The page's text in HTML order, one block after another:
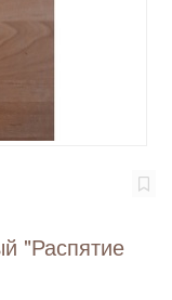
"Распятие